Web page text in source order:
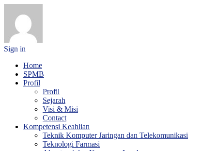
Sign in
Home
SPMB
Profil
Profil
Sejarah
Visi & Misi
Contact
Kompetensi Keahlian
Teknik Komputer Jaringan dan Telekomunikasi
Teknologi Farmasi